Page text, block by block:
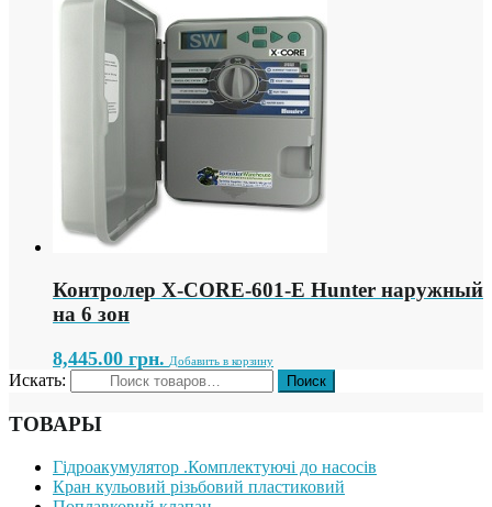
Контролер X-СORE-601-E Hunter наружный
на 6 зон
8,445.00 грн. Добавить в корзину
Искать:
ТОВАРЫ
Гідроакумулятор .Комплектуючі до насосів
Кран кульовий різьбовий пластиковий